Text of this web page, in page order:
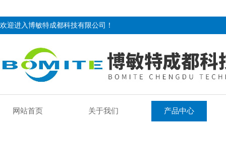
欢迎进入博敏特成都科技有限公司！
网站首页 关于我们 产品中心